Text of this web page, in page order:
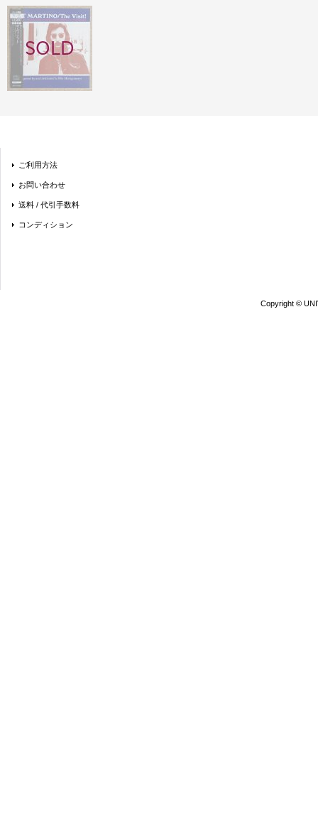
ご利用方法
お問い合わせ
送料 / 代引手数料
コンディション
Copyright ©